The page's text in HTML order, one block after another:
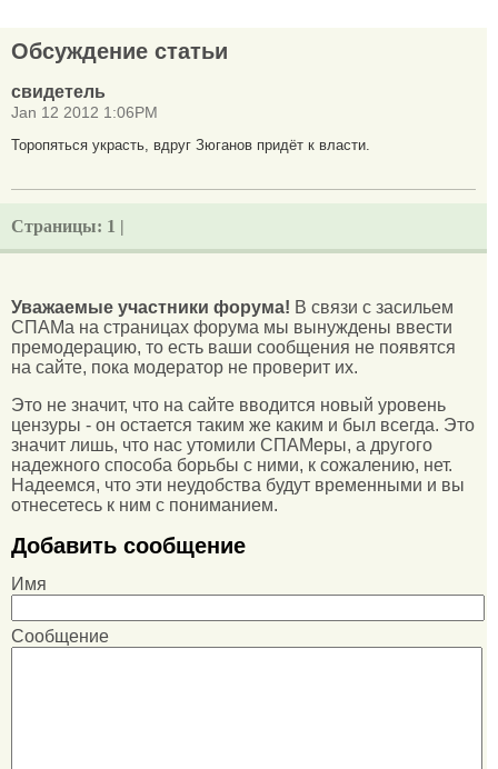
Обсуждение статьи
свидетель
Jan 12 2012 1:06PM
Торопяться украсть, вдруг Зюганов придёт к власти.
Страницы: 1 |
Уважаемые участники форума! В связи с засильем
СПАМа на страницах форума мы вынуждены ввести
премодерацию, то есть ваши сообщения не появятся
на сайте, пока модератор не проверит их.
Это не значит, что на сайте вводится новый уровень
цензуры - он остается таким же каким и был всегда. Это
значит лишь, что нас утомили СПАМеры, а другого
надежного способа борьбы с ними, к сожалению, нет.
Надеемся, что эти неудобства будут временными и вы
отнесетесь к ним с пониманием.
Добавить сообщение
Имя
Сообщение